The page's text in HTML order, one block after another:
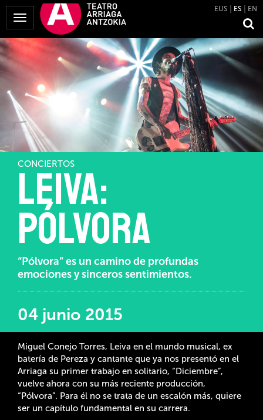
Mostrar
Menú
EUS ES EN
CONCIERTOS
Leiva:
Pólvora
“Pólvora” es un camino de profundas
emociones y sinceros sentimientos.
04 junio 2015
Miguel Conejo Torres, Leiva en el mundo musical, ex
batería de Pereza y cantante que ya nos presentó en el
Arriaga su primer trabajo en solitario, “Diciembre”,
vuelve ahora con su más reciente producción,
“Pólvora”. Para él no se trata de un escalón más, quiere
ser un capítulo fundamental en su carrera.